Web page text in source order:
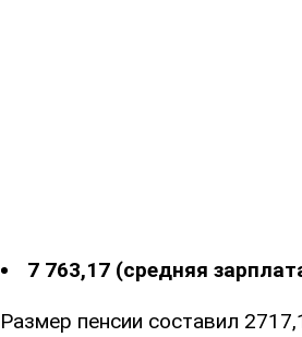
7 763,17 (средняя
Размер пенсии составил